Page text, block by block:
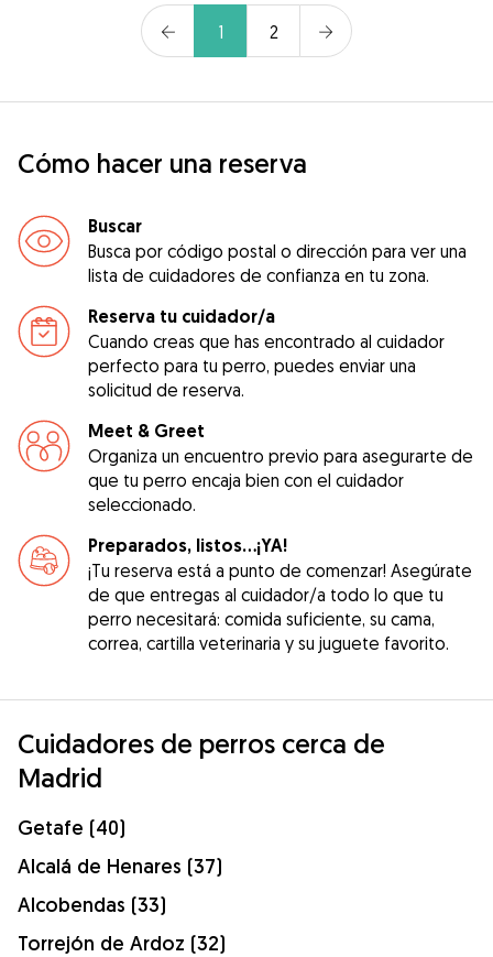
1 2
Cómo hacer una reserva
Buscar
Busca por código postal o dirección para ver una
lista de cuidadores de confianza en tu zona.
Reserva tu cuidador/a
Cuando creas que has encontrado al cuidador
perfecto para tu perro, puedes enviar una
solicitud de reserva.
Meet & Greet
Organiza un encuentro previo para asegurarte de
que tu perro encaja bien con el cuidador
seleccionado.
Preparados, listos...¡YA!
¡Tu reserva está a punto de comenzar! Asegúrate
de que entregas al cuidador/a todo lo que tu
perro necesitará: comida suficiente, su cama,
correa, cartilla veterinaria y su juguete favorito.
Cuidadores de perros cerca de
Madrid
Getafe (40)
Alcalá de Henares (37)
Alcobendas (33)
Torrejón de Ardoz (32)